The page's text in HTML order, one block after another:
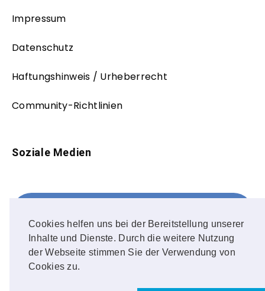
Cookies helfen uns bei der Bereitstellung unserer
Inhalte und Dienste. Durch die weitere Nutzung
der Webseite stimmen Sie der Verwendung von
Cookies zu.
Impressum
Datenschutz
Haftungshinweis / Urheberrecht
Community-Richtlinien
Soziale Medien
FOLLOW ME!
Instagram
OUR PHOTOS!